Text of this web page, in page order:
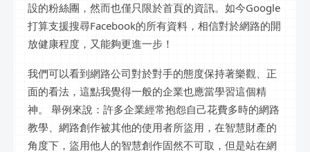
設的粉絲團，然而也僅只限於首頁的資訊。如今Google
打算支援搜尋Facebook的所有資料，相信對於網路的開
放健康程度，又能夠更進一步！
我們可以看到網路公司對於對手的態度保持著樂觀、正
面的看法，這點我覺得一般的企業也應當學習這個精
神。 舉例來說：許多企業經常抱怨自己花費多時的網路
教學、網路創作被其他的使用者所盜用，在智慧財產的
角度下，盜用他人的智慧創作固然不可取，但是站在網